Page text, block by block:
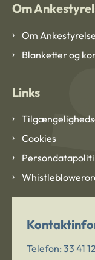
Om
Om
Blanketter og
Links
Cookies
Telefon: 33 41